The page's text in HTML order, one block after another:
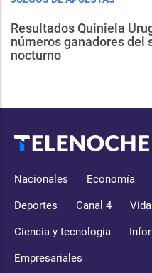
Resultados Quiniela
números ganadores del
nocturno
Nacionales Economía
Deportes Canal 4
Ciencia y tecnología
Empresariales